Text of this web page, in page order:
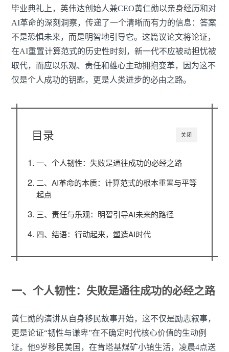
毕业典礼上，英伟达创始人兼CEO黄仁勋以亲身经历和对
AI革命的深刻洞察，传递了一个清晰而有力的信息：答案
不是恐惧未来，而是明智地引导它。这篇议论文将论证，
在AI重置计算范式的历史性时刻，新一代不应被动担忧被
取代，而应以乐观、责任和雄心主动拥抱变革，因为这不
仅是个人成功的钥匙，更是人类进步的必由之路。
关闭
目录
一、个人韧性：失败是通往成功的必经之路
二、AI革命的本质：计算范式的根本重置与平等
起点
三、责任与乐观：明智引导AI未来的路径
四、结语：行动起来，塑造AI时代
一、个人韧性：失败是通往成功的必经之路
黄仁勋的演讲从自身移民故事开始，这不仅是励志叙事，
更是论证“韧性与谦卑”在不确定时代核心价值的生动例
证。他9岁移民美国，在肯塔基煤矿小镇生活，凌晨4点送